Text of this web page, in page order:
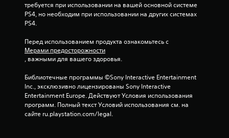
и
4
1
о
требуется при использовании на вашей основной системе
PS4, но необходим при использовании на других системах
PS4.
Перед использованием продукта ознакомьтесь с
Мерами предосторожности
, важными для вашего здоровья.
Библиотечные программы ©Sony Interactive Entertainment
Inc., эксклюзивно лицензированы Sony Interactive
Entertainment Europe. Действуют Условия использования
программ. Полный текст Условий использования см. на
сайте ru.playstation.com/legal.